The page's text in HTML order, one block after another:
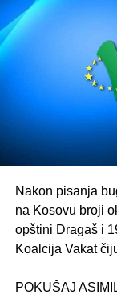
Nakon pisanja
na Kosovu broji
opštini Dragaš i
Koalcija Vakat
POKUŠAJ